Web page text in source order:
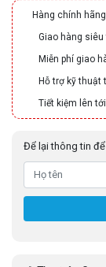
Hàng chính hãng
Giao hàng
Miễn phí giao
Hỗ trợ kỹ thuật
Tiết kiệm lên tới
Để lại thông tin